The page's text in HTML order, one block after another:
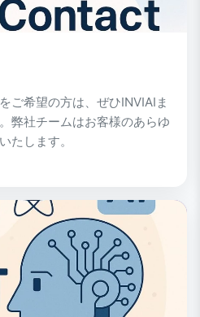
ご希望の方は、ぜひINVIAIま
弊社チームはお客様のあらゆ
たします。